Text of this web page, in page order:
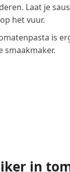
Laat je
het vuur.
is
smaakmaker.
in